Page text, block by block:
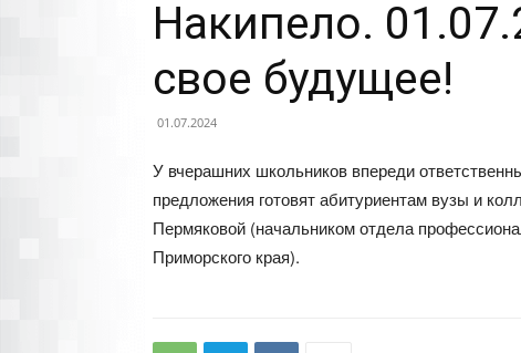
Накипело.
свое будущее!
01.07.2024
У вчерашних школьников впереди
предложения готовят абитуриентам вузы и
Пермяковой (начальником отдела
Приморского края).